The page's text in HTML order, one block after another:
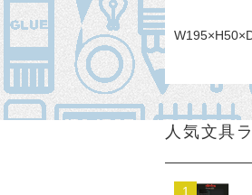
人気文具
1